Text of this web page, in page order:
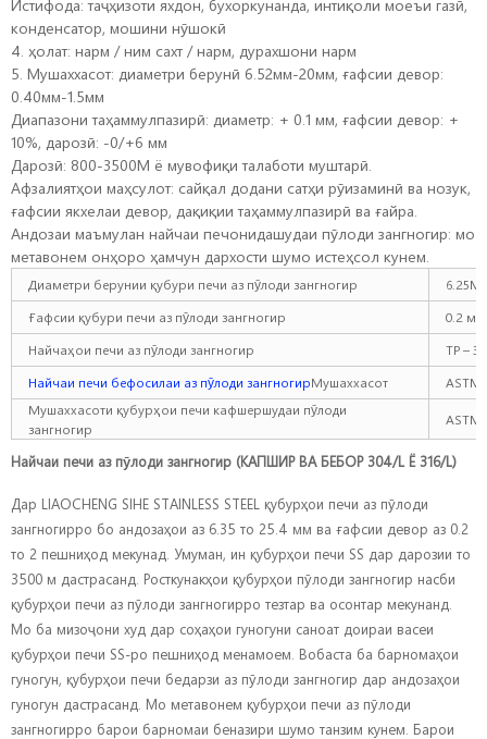
Истифода: таҷҳизоти яхдон, бухоркунанда, интиқоли моеъи газӣ,
конденсатор, мошини нӯшокӣ
4. ҳолат: нарм / ним сахт / нарм, дурахшони нарм
5. Мушаххасот: диаметри берунӣ 6.52мм-20мм, ғафсии девор:
0.40мм-1.5мм
Диапазони таҳаммулпазирӣ: диаметр: + 0.1 мм, ғафсии девор: +
10%, дарозӣ: -0/+6 мм
Дарозӣ: 800-3500M ё мувофиқи талаботи муштарӣ.
Афзалиятҳои маҳсулот: сайқал додани сатҳи рӯизаминӣ ва нозук,
ғафсии якхелаи девор, дақиқии таҳаммулпазирӣ ва ғайра.
Андозаи маъмулан найчаи печонидашудаи пӯлоди зангногир: мо
метавонем онҳоро ҳамчун дархости шумо истеҳсол кунем.
Диаметри берунии қубури печи аз пӯлоди зангногир
Ғафсии қубури печи аз пӯлоди зангногир
0.2
Найчаҳои печи аз пӯлоди зангногир
TP –
Найчаи печи бефосилаи аз пӯлоди зангногирМушаххасот
ASTM
Мушаххасоти қубурҳои печи кафшершудаи пӯлоди
зангногир
ASTM
Найчаи печи аз пӯлоди зангногир (КАПШИР ВА БЕБОР 304/L Ё 316/L)
Дар LIAOCHENG SIHE STAINLESS STEEL қубурҳои печи аз пӯлоди
зангногирро бо андозаҳои аз 6.35 то 25.4 мм ва ғафсии девор аз 0.2
то 2 пешниҳод мекунад. Умуман, ин қубурҳои печи SS дар дарозии то
3500 м дастрасанд. Росткунакҳои қубурҳои пӯлоди зангногир насби
қубурҳои печи аз пӯлоди зангногирро тезтар ва осонтар мекунанд.
Мо ба мизоҷони худ дар соҳаҳои гуногуни саноат доираи васеи
қубурҳои печи SS-ро пешниҳод менамоем. Вобаста ба барномаҳои
гуногун, қубурҳои печи бедарзи аз пӯлоди зангногир дар андозаҳои
гуногун дастрасанд. Мо метавонем қубурҳои печи аз пӯлоди
зангногирро барои барномаи беназири шумо танзим кунем. Барои